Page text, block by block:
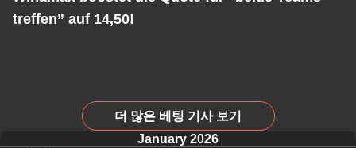
treffen” auf 14,50!
더 많은 베팅 기사 보기
January 2026